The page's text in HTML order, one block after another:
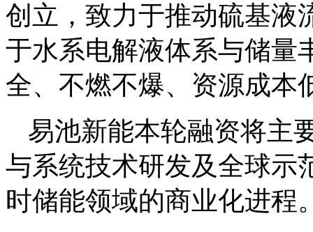
创立，致力于推动硫基液
于水系电解液体系与储量
全、不燃不爆、资源成本
易池新能本轮融资将主
与系统技术研发及全球示
时储能领域的商业化进程